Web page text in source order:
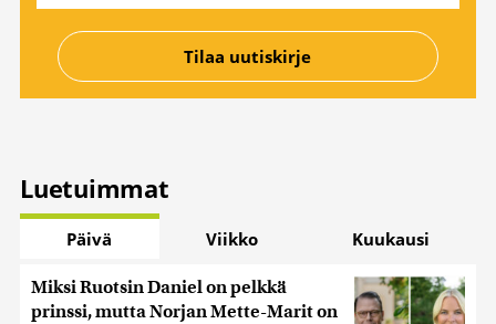
Luetuimmat
Päivä Viikko Kuukausi
Miksi Ruotsin Daniel on pelkkä
prinssi, mutta Norjan Mette-Marit on